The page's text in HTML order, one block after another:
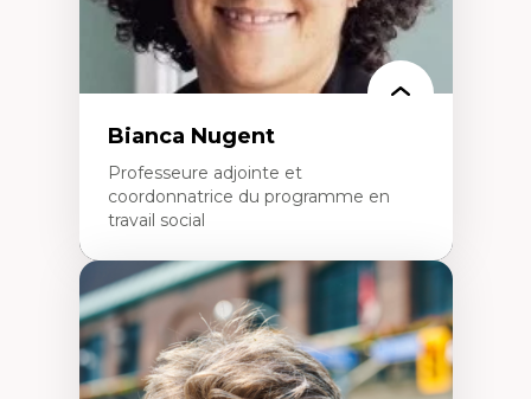
Bianca Nugent
Professeure adjointe et
coordonnatrice du programme en
travail social
Expertises
Travail social, action et justice sociale
Fondements de l’intervention et des
nouvelles pratiques en travail social et en
éducation inclusive